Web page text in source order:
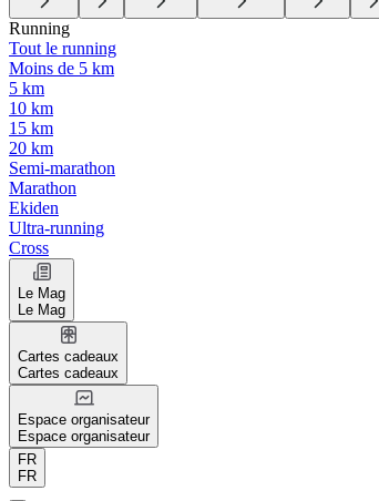
Running
Tout le running
Moins de 5 km
5 km
10 km
15 km
20 km
Semi-marathon
Marathon
Ekiden
Ultra-running
Cross
Le Mag
Le Mag
Cartes cadeaux
Cartes cadeaux
Espace organisateur
Espace organisateur
FR
FR